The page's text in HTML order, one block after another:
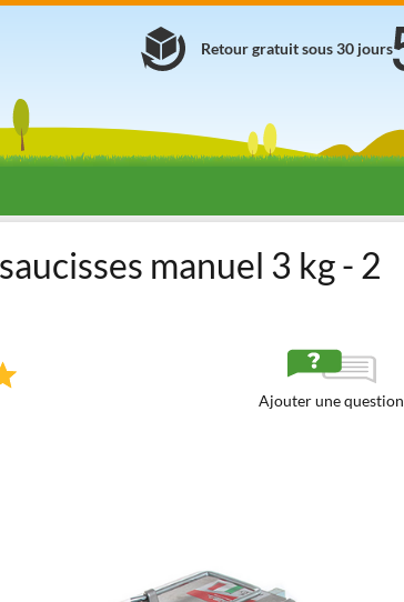
Retour gratuit sous 30 jours
manuel 3 kg - 2
Ajouter une question